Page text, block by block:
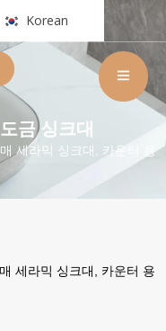
Korean
금 싱크대
세라믹 싱크대, 카운터 용
세라믹 싱크대, 카운터 용